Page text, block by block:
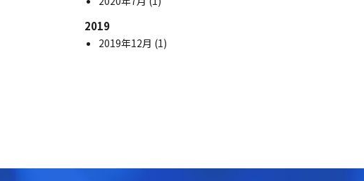
2019
2019年12月 (1)